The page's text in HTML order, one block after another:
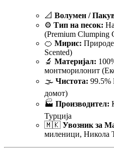
📐 Волумен /
⚙️ Тип на песок:
(Premium Clumping
🍊 Мирис:
Scented)
🔬 Материјал:
монтморилонит
🌫️ Чистота: 99.5%
домот)
🏭 Производител:
Турција
🇲🇰 Увозник за
миленици, Никола